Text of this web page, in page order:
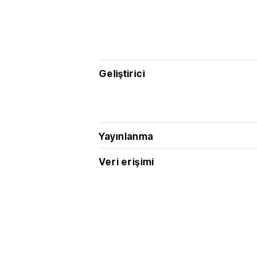
Geliştirici
Yayınlanma
Veri erişimi